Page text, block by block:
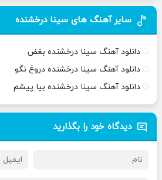
سایر آهنگ های سینا درخشنده
دانلود آهنگ سینا درخشنده بغض
دانلود آهنگ سینا درخشنده دروغ نگو
دانلود آهنگ سینا درخشنده بیا پیشم
دیدگاه خود را بگذارید